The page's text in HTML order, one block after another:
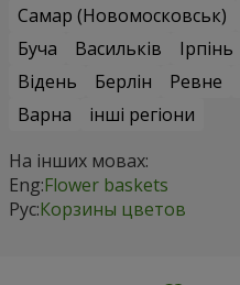
Самар (Новомосковськ)
Буча
Васильків Ірпінь
Відень
Берлін Ревне
Варна
інші регіони
На інших мовах:
Eng:Flower baskets
Рус:Корзины цветов